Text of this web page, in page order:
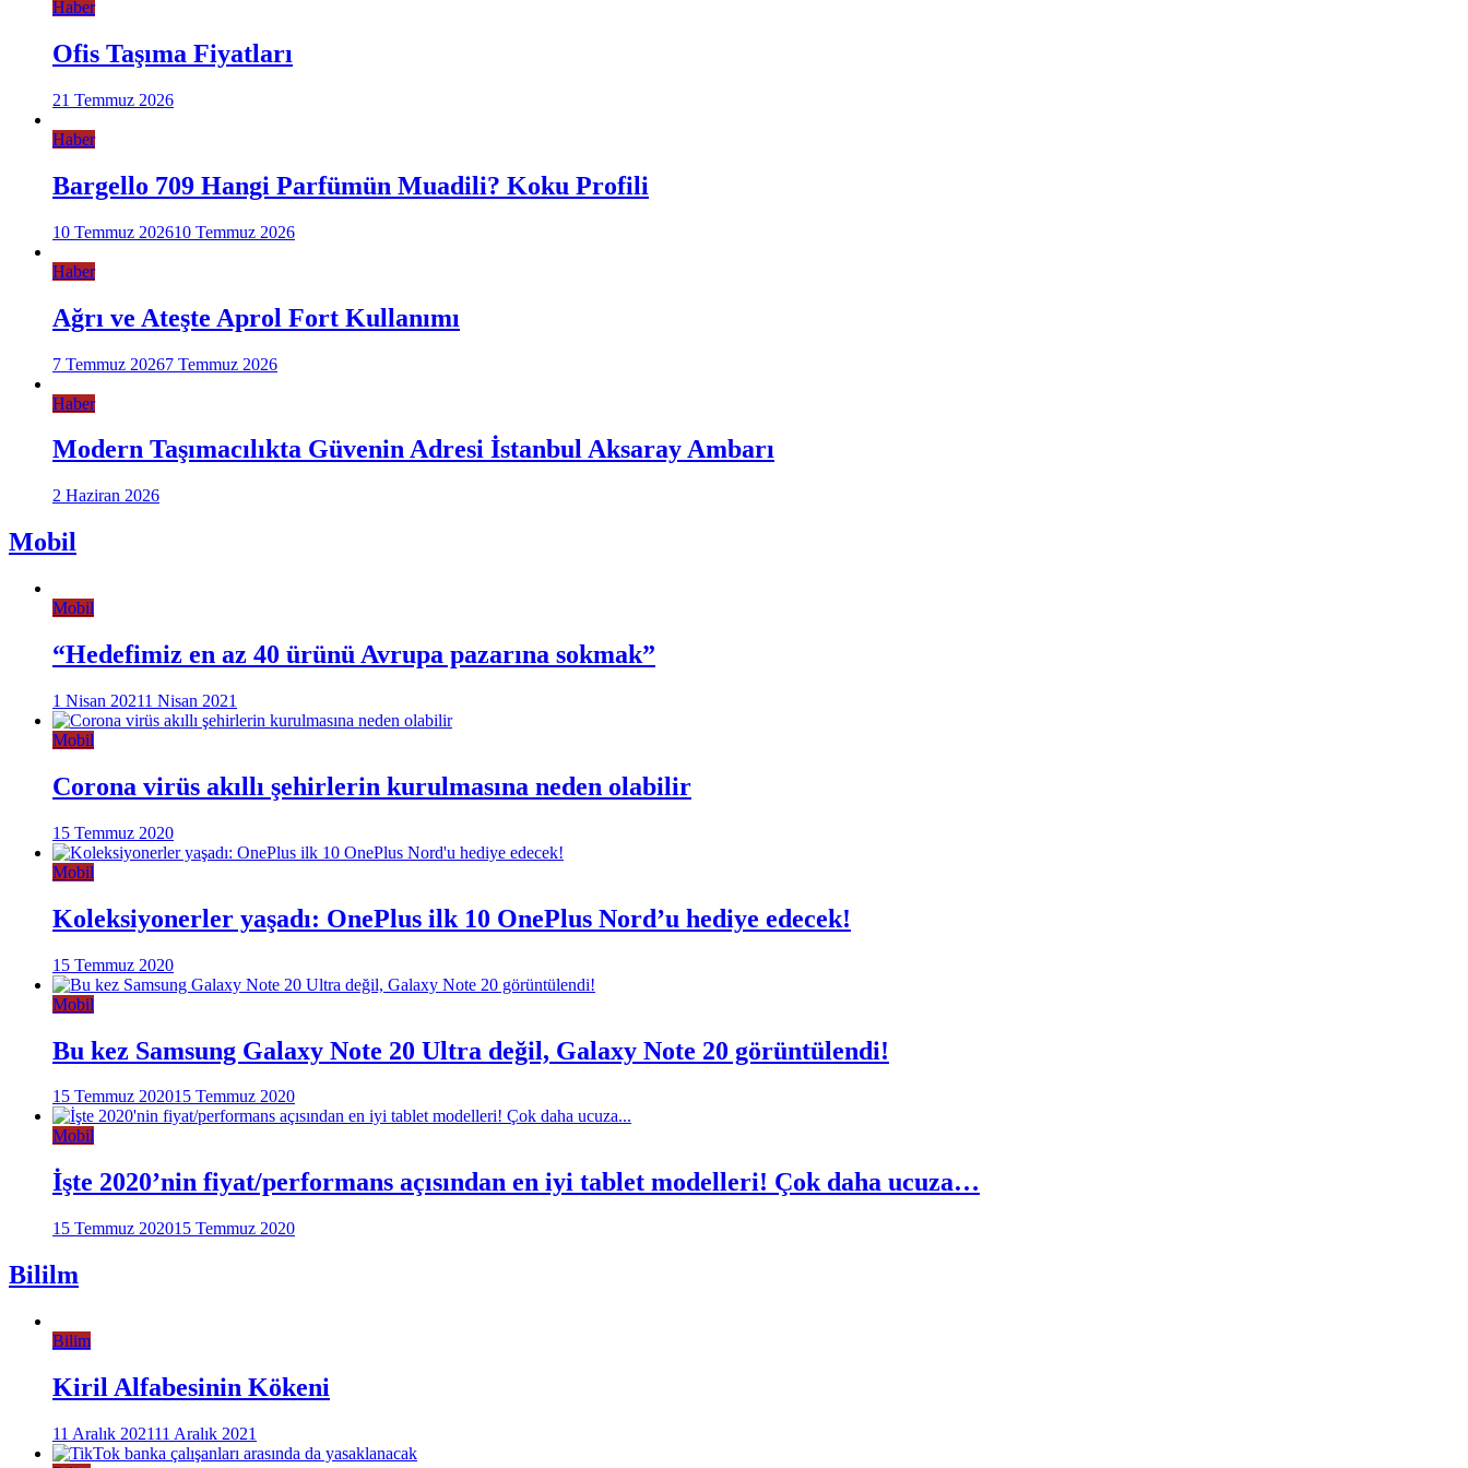
Haber
Ofis Taşıma Fiyatları
21 Temmuz 2026
Haber
Bargello 709 Hangi Parfümün Muadili? Koku Profili
10 Temmuz 202610 Temmuz 2026
Haber
Ağrı ve Ateşte Aprol Fort Kullanımı
7 Temmuz 20267 Temmuz 2026
Haber
Modern Taşımacılıkta Güvenin Adresi İstanbul Aksaray Ambarı
2 Haziran 2026
Mobil
Mobil
“Hedefimiz en az 40 ürünü Avrupa pazarına sokmak”
1 Nisan 20211 Nisan 2021
Mobil
Corona virüs akıllı şehirlerin kurulmasına neden olabilir
15 Temmuz 2020
Mobil
Koleksiyonerler yaşadı: OnePlus ilk 10 OnePlus Nord’u hediye edecek!
15 Temmuz 2020
Mobil
Bu kez Samsung Galaxy Note 20 Ultra değil, Galaxy Note 20 görüntülendi!
15 Temmuz 202015 Temmuz 2020
Mobil
İşte 2020’nin fiyat/performans açısından en iyi tablet modelleri! Çok daha ucuza…
15 Temmuz 202015 Temmuz 2020
Bililm
Bilim
Kiril Alfabesinin Kökeni
11 Aralık 202111 Aralık 2021